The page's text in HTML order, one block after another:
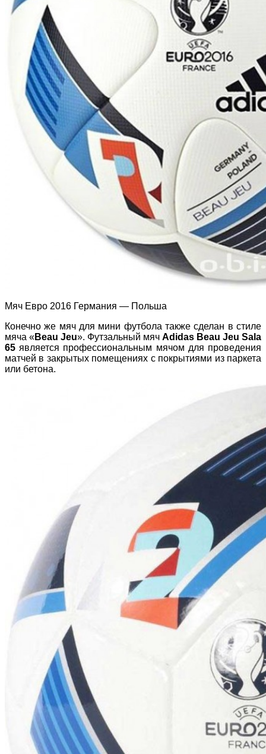
Мяч Евро 2016 Германия — Польша
Конечно же мяч для мини футбола также сделан в стиле
мяча «Beau Jeu». Футзальный мяч Adidas Beau Jeu Sala
65 является профессиональным мячом для проведения
матчей в закрытых помещениях с покрытиями из паркета
или бетона.